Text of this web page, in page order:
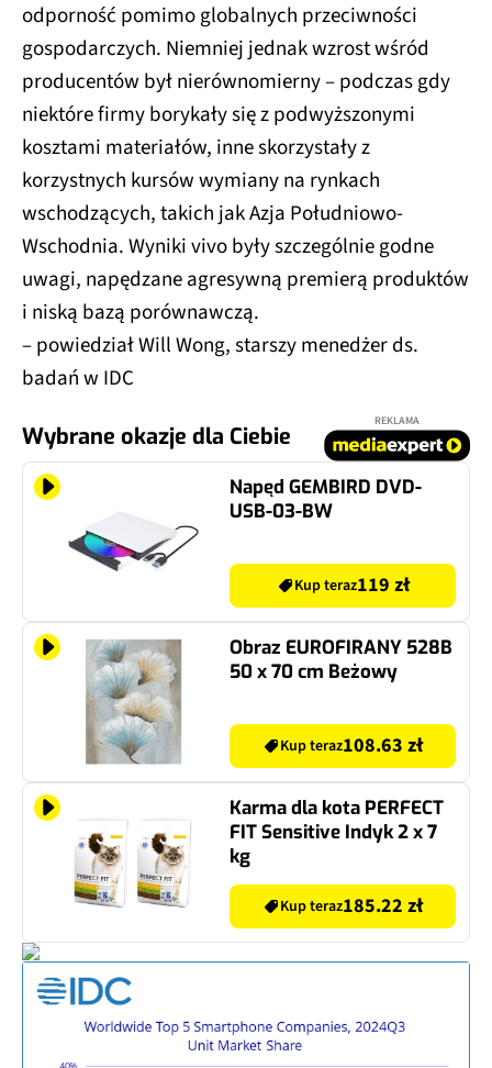
odporność pomimo globalnych przeciwności
gospodarczych. Niemniej jednak wzrost wśród
producentów był nierównomierny – podczas gdy
niektóre firmy borykały się z podwyższonymi
kosztami materiałów, inne skorzystały z
korzystnych kursów wymiany na rynkach
wschodzących, takich jak Azja Południowo-
Wschodnia. Wyniki vivo były szczególnie godne
uwagi, napędzane agresywną premierą produktów
i niską bazą porównawczą.
– powiedział Will Wong, starszy menedżer ds.
badań w IDC
Wybrane okazje dla Ciebie
REKLAMA
Napęd GEMBIRD DVD-
USB-03-BW
Kup teraz119 zł
Obraz EUROFIRANY 528B
50 x 70 cm Beżowy
Kup teraz108.63 zł
Karma dla kota PERFECT
FIT Sensitive Indyk 2 x 7
kg
Kup teraz185.22 zł